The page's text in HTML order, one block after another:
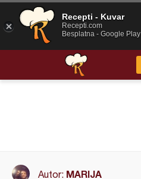
Autor: MARIJA
Recepti - Kuvar
Recepti.com
Besplatna - Google Play